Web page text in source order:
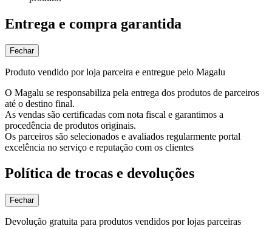
Entrega e compra garantida
Fechar
Produto vendido por loja parceira e entregue pelo Magalu
O Magalu se responsabiliza pela entrega dos produtos de parceiros
até o destino final.
As vendas são certificadas com nota fiscal e garantimos a
procedência de produtos originais.
Os parceiros são selecionados e avaliados regularmente portal
excelência no serviço e reputação com os clientes
Política de trocas e devoluções
Fechar
Devolução gratuita para produtos vendidos por lojas parceiras